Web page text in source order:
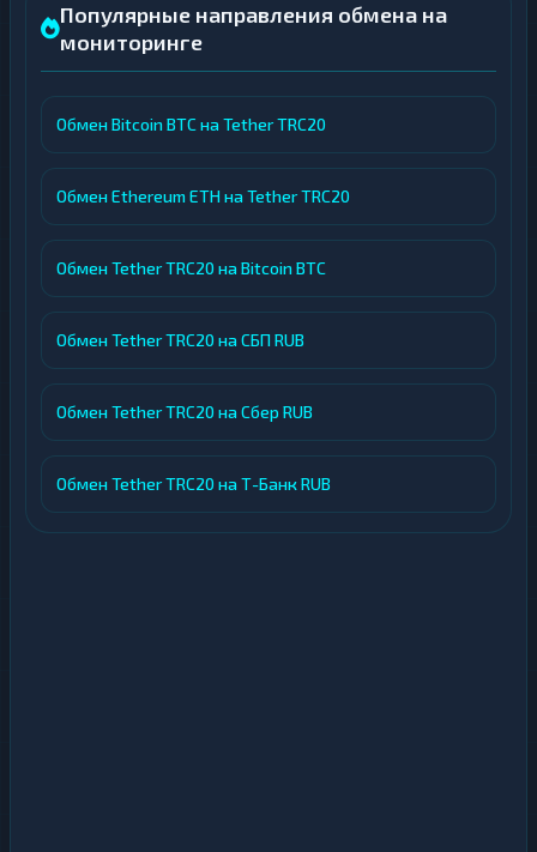
Популярные направления обмена на
мониторинге
Обмен Bitcoin BTC на Tether TRC20
Обмен Ethereum ETH на Tether TRC20
Обмен Tether TRC20 на Bitcoin BTC
Обмен Tether TRC20 на СБП RUB
Обмен Tether TRC20 на Сбер RUB
Обмен Tether TRC20 на Т-Банк RUB